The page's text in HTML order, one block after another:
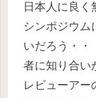
日本人に良く
シンポジウム
いだろう・・
者に知り合い
レビューアー